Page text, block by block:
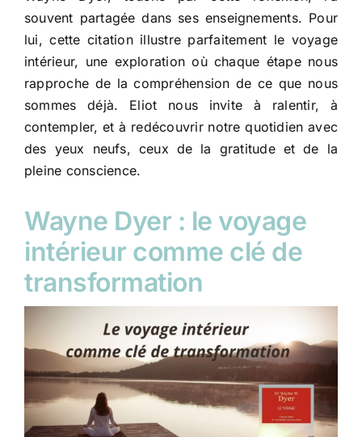
souvent partagée dans ses enseignements. Pour
lui, cette citation illustre parfaitement le voyage
intérieur, une exploration où chaque étape nous
rapproche de la compréhension de ce que nous
sommes déjà. Eliot nous invite à ralentir, à
contempler, et à redécouvrir notre quotidien avec
des yeux neufs, ceux de la gratitude et de la
pleine conscience.
Wayne Dyer : le voyage
intérieur comme clé de
transformation